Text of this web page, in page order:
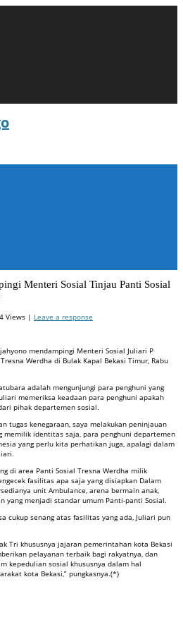
Menteri Sosial Tinjau Panti Sosial
Views | Leave a response
mendampingi Menteri Sosial Juliari P
Werdha di Bulak Kapal Bekasi Timur, Rabu
adalah mengunjungi para penghuni yang
memeriksa keadaan para penghuni apakah
pihak departemen sosial.
tugas kenegaraan, saya melakukan peninjauan
memilik identitas saja, para penghuni departemen
yang perlu kita perhatikan juga, apalagi dalam
di area Panti Sosial Tresna Werdha milik
fasilitas apa saja yang disiapkan Dalam
unit Ambulance, arena bermain anak,
yang menjadi standar umum Panti-panti Sosial.
cukup senang atas fasilitas yang ada, Juliari pun
Tri khususnya jajaran pemerintahan kota Bekasi
pelayanan terbaik bagi rakyatnya, dan
kepedulian sosial khususnya dalam hal
kota Bekasi,” pungkasnya.(*)